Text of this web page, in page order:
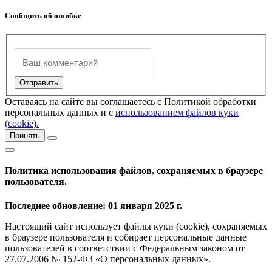
Сообщить об ошибке
Оставаясь на сайте вы соглашаетесь с Политикой обработки
персональных данных и с использованием файлов куки
(cookie).
Принять
Политика использования файлов, сохраняемых в браузере
пользователя.
Последнее обновление: 01 января 2025 г.
Настоящий сайт использует файлы куки (cookie), сохраняемых
в браузере пользователя и собирает персональные данные
пользователей в соответствии с Федеральным законом от
27.07.2006 № 152-ФЗ «О персональных данных».